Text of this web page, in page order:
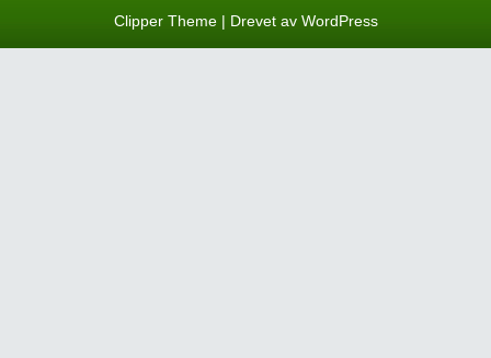
Clipper Theme| Drevet av WordPress